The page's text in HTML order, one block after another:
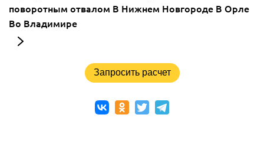
поворотным отвалом В Нижнем Новгороде В Орле
Во Владимире
Запросить расчет